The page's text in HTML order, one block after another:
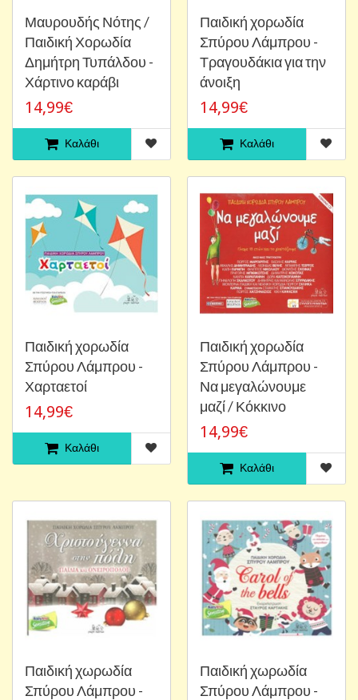
Μαυρουδής Νότης /
Παιδική Χορωδία
Δημήτρη Τυπάλδου -
Χάρτινο καράβι
14,99€
Καλάθι
Παιδική χορωδία
Σπύρου Λάμπρου -
Τραγουδάκια για την
άνοιξη
14,99€
Καλάθι
Παιδική χορωδία
Σπύρου Λάμπρου -
Χαρταετοί
14,99€
Καλάθι
Παιδική χορωδία
Σπύρου Λάμπρου -
Να μεγαλώνουμε
μαζί / Κόκκινο
14,99€
Καλάθι
Παιδική χωρωδία
Σπύρου Λάμπρου -
Παιδική χωρωδία
Σπύρου Λάμπρου -